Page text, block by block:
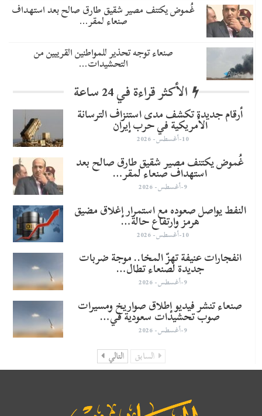
غُموض يكتنف مصير شقيق طارق صالح بعد استهداف
صنعاء لمقر…
صنعاء توجه تحذير للمواطنين القريبين من
التحشيدات…
الأكثر قراءة في 24 ساعة
أرقام جديدة تكشف مدى استنزاف الترسانة
الأمريكية في حرب إيران
10-أغسطس- 2026
غُموض يكتنف مصير شقيق طارق صالح بعد
استهداف صنعاء لمقر…
9-أغسطس- 2026
النفط يواصل صعوده مع استمرار إغلاق مضيق
هرمز وارتفاع حالة…
10-أغسطس- 2026
انفجارات عنيفة تهزّ المخا.. موجة ضربات
جديدة لصنعاء تطال…
9-أغسطس- 2026
صنعاء تنشر فيديو إطلاق صواريخ ومسيرات
صوب تحشيدات سعودية في…
9-أغسطس- 2026
السابق التالي